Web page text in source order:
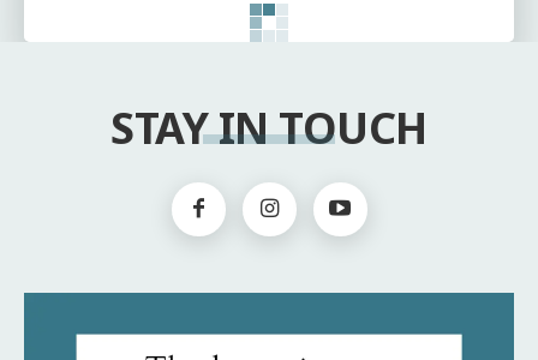
STAY IN TOUCH